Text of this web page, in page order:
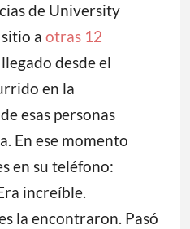
de University
a otras 12
desde el
en la
esas personas
En ese momento
en su teléfono:
increíble.
la encontraron. Pasó